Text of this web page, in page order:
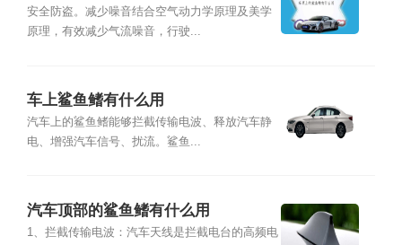
安全防盗。减少噪音结合空气动力学原理及美学
原理，有效减少气流噪音，行驶...
车上鲨鱼鳍有什么用
汽车上的鲨鱼鳍能够拦截传输电波、释放汽车静
电、增强汽车信号、扰流。鲨鱼...
汽车顶部的鲨鱼鳍有什么用
1、拦截传输电波：汽车天线是拦截电台的高频电